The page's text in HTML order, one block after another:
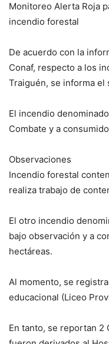
Monitoreo Alerta Roja
incendio forestal
De acuerdo con la
Conaf, respecto a los
Traiguén, se informa el
El incendio
Combate y a
Observaciones
Incendio forestal
realiza trabajo de
El otro incendio
bajo observación y a
hectáreas.
Al momento, se
educacional (Liceo
En tanto, se reportan 2